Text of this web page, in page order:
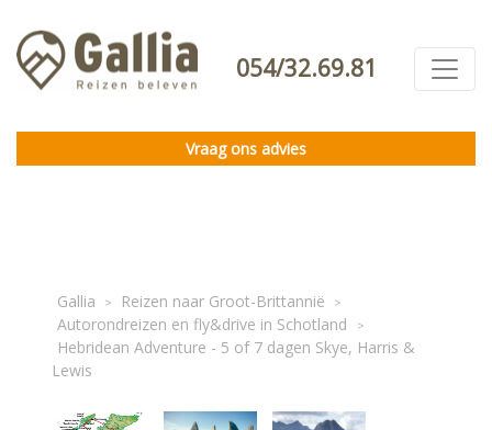
054/32.69.81
Vraag ons advies
Gallia > Reizen naar Groot-Brittannië >
Autorondreizen en fly&drive in Schotland >
Hebridean Adventure - 5 of 7 dagen Skye, Harris &
Lewis